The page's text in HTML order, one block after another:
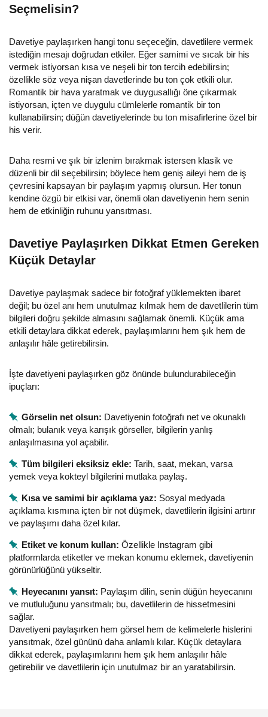
Seçmelisin?
Davetiye paylaşırken hangi tonu seçeceğin, davetlilere vermek
istediğin mesajı doğrudan etkiler. Eğer samimi ve sıcak bir his
vermek istiyorsan kısa ve neşeli bir ton tercih edebilirsin;
özellikle söz veya nişan davetlerinde bu ton çok etkili olur.
Romantik bir hava yaratmak ve duygusallığı öne çıkarmak
istiyorsan, içten ve duygulu cümlelerle romantik bir ton
kullanabilirsin; düğün davetiyelerinde bu ton misafirlerine özel bir
his verir.
Daha resmi ve şık bir izlenim bırakmak istersen klasik ve
düzenli bir dil seçebilirsin; böylece hem geniş aileyi hem de iş
çevresini kapsayan bir paylaşım yapmış olursun. Her tonun
kendine özgü bir etkisi var, önemli olan davetiyenin hem senin
hem de etkinliğin ruhunu yansıtması.
Davetiye Paylaşırken Dikkat Etmen Gereken
Küçük Detaylar
Davetiye paylaşmak sadece bir fotoğraf yüklemekten ibaret
değil; bu özel anı hem unutulmaz kılmak hem de davetlilerin tüm
bilgileri doğru şekilde almasını sağlamak önemli. Küçük ama
etkili detaylara dikkat ederek, paylaşımlarını hem şık hem de
anlaşılır hâle getirebilirsin.
İşte davetiyeni paylaşırken göz önünde bulundurabileceğin
ipuçları:
Görselin net olsun: Davetiyenin fotoğrafı net ve okunaklı
olmalı; bulanık veya karışık görseller, bilgilerin yanlış
anlaşılmasına yol açabilir.
Tüm bilgileri eksiksiz ekle: Tarih, saat, mekan, varsa
yemek veya kokteyl bilgilerini mutlaka paylaş.
Kısa ve samimi bir açıklama yaz: Sosyal medyada
açıklama kısmına içten bir not düşmek, davetlilerin ilgisini artırır
ve paylaşımı daha özel kılar.
Etiket ve konum kullan: Özellikle Instagram gibi
platformlarda etiketler ve mekan konumu eklemek, davetiyenin
görünürlüğünü yükseltir.
Heyecanını yansıt: Paylaşım dilin, senin düğün heyecanını
ve mutluluğunu yansıtmalı; bu, davetlilerin de hissetmesini
sağlar.
Davetiyeni paylaşırken hem görsel hem de kelimelerle hislerini
yansıtmak, özel gününü daha anlamlı kılar. Küçük detaylara
dikkat ederek, paylaşımlarını hem şık hem anlaşılır hâle
getirebilir ve davetlilerin için unutulmaz bir an yaratabilirsin.